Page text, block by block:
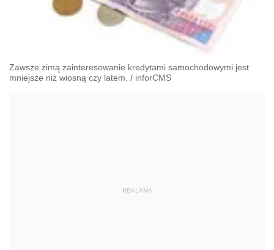
Zawsze zimą zainteresowanie kredytami samochodowymi jest
mniejsze niż wiosną czy latem. / inforCMS